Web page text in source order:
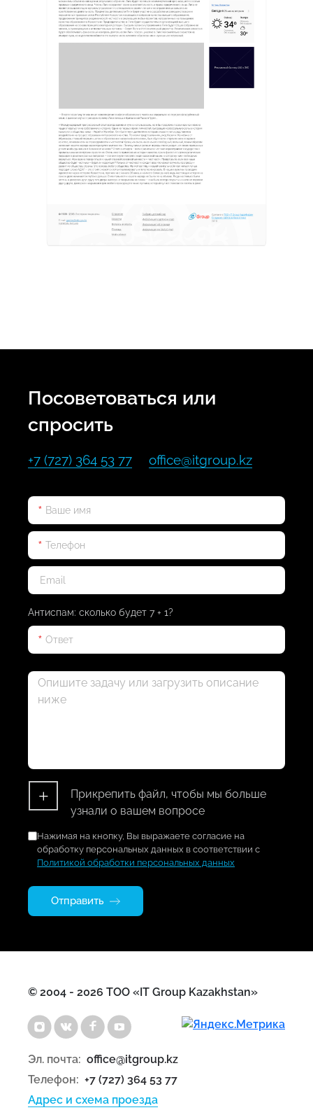
Посоветоваться или
спросить
+7 (727) 364 53 77 office@itgroup.kz
Антиспам: сколько будет 7 + 1?
+
Прикрепить файл, чтобы мы больше
узнали о вашем вопросе
Нажимая на кнопку, Вы выражаете согласие на
обработку персональных данных в соответствии с
Политикой обработки персональных данных
Отправить
© 2004 - 2026 ТОО «IT Group Kazakhstan»
Эл. почта: office@itgroup.kz
Телефон: +7 (727) 364 53 77
Адрес и схема проезда